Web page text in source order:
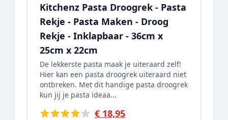
Kitchenz Pasta Droogrek - Pasta
Rekje - Pasta Maken - Droog
Rekje - Inklapbaar - 36cm x
25cm x 22cm
De lekkerste pasta maak je uiteraard zelf!
Hier kan een pasta droogrek uiteraard niet
ontbreken. Met dit handige pasta droogrek
kun jij je pasta ideaa...
€ 18,95